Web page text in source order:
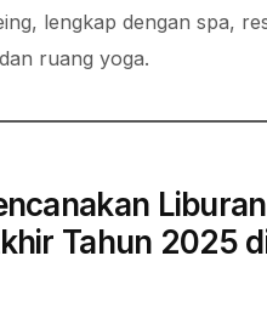
lengkap dengan spa,
ruang yoga.
Liburan
Tahun 2025